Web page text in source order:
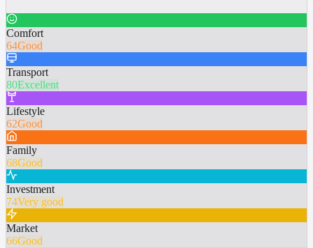
Comfort
64Good
Transport
80Excellent
Lifestyle
62Good
Family
68Good
Investment
74Very good
Market
66Good